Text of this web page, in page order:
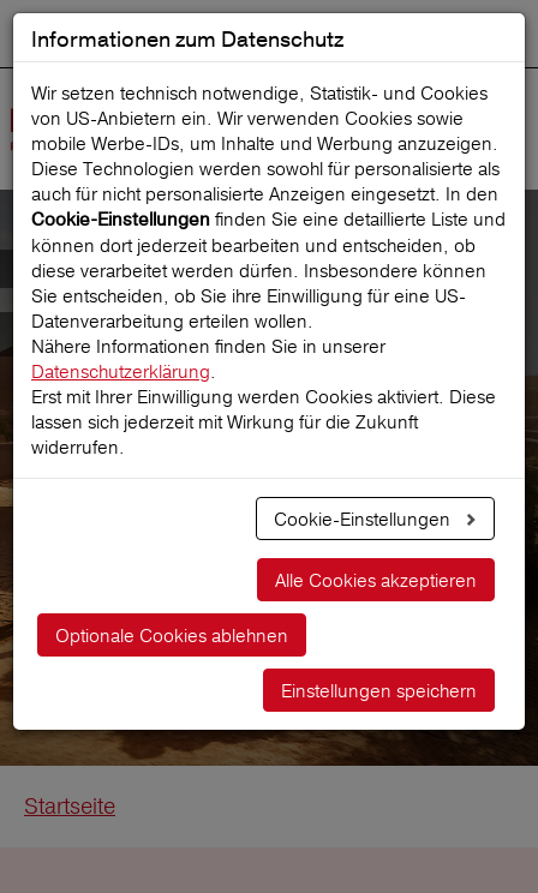
Suche starten
Rechtliches
Rechtliches
Startseite
Informationen zum Datenschutz
Wir setzen technisch notwendige, Statistik- und Cookies
von US-Anbietern ein. Wir verwenden Cookies sowie
mobile Werbe‑IDs, um Inhalte und Werbung anzuzeigen.
Diese Technologien werden sowohl für personalisierte als
auch für nicht personalisierte Anzeigen eingesetzt. In den
Cookie-Einstellungen finden Sie eine detaillierte Liste und
können dort jederzeit bearbeiten und entscheiden, ob
diese verarbeitet werden dürfen. Insbesondere können
Sie entscheiden, ob Sie ihre Einwilligung für eine US-
Datenverarbeitung erteilen wollen.
Nähere Informationen finden Sie in unserer
Datenschutzerklärung.
Erst mit Ihrer Einwilligung werden Cookies aktiviert. Diese
lassen sich jederzeit mit Wirkung für die Zukunft
widerrufen.
Cookie-Einstellungen
Alle Cookies akzeptieren
Optionale Cookies ablehnen
Einstellungen speichern